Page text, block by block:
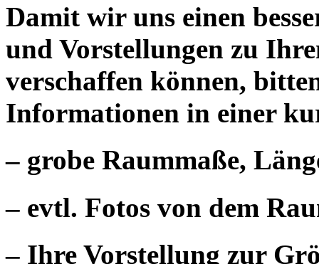
Damit wir uns einen
und Vorstellungen zu
verschaffen können,
Informationen in einer
– grobe Raummaße,
– evtl. Fotos von dem
– Ihre Vorstellung zur